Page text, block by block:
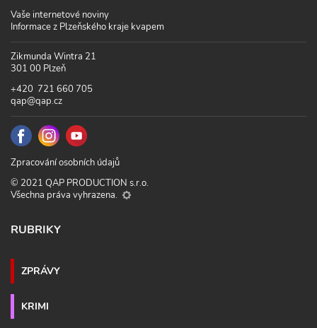
Vaše internetové noviny
Informace z Plzeňského kraje kvapem
Zikmunda Wintra 21
301 00 Plzeň
+420 721 660 705
qap@qap.cz
Zpracování osobních údajů
© 2021 QAP PRODUCTION s.r.o.
Všechna práva vyhrazena.
RUBRIKY
ZPRÁVY
KRIMI